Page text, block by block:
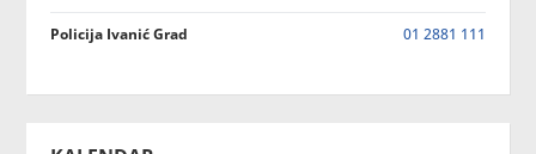
Policija Ivanić Grad 01 2881 111